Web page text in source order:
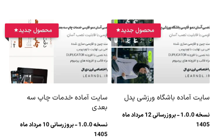
محصول جدید
سایت آماده باشگاه ورزشی پدل
نسخه 1.0.0 - بروزرسانی 12 مرداد ماه
1405
محصول جدید
سایت آماده خدمات چاپ سه
بعدی
نسخه 1.0.0 - بروزرسانی 10 مرداد ماه
1405